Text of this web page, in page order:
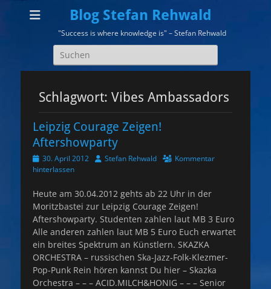
Blog Stefan Rehwald
"Success is where knowledge is" – Stefan Rehwald
Suchen
nach:
Schlagwort: Vibes Ambassadors
Leipzig Courage Zeigen!
Aftershowparty
Veröffentlicht
am
30. April 2012 AutorStefan Rehwald
Kommentar
hinterlassen
Heute am 30.04.2012 gehts ab 22 Uhr in der
Moritzbastei zur Leipzig Courage Zeigen!
Aftershowparty. Studenten zahlen laut MB 3 Euro
Alle anderen zahlen laut MB 5 Euro Euch erwartet
ein breites Spektrum an Künstlern. SKAZKA
ORCHESTRA – russischen Ska-Jazz-Folk-Klezmer-
Pop-Punk Rein hören kannst Du hier – Skazka
Orchestra – – – ACID.MILCH&HONIG – – – Senior